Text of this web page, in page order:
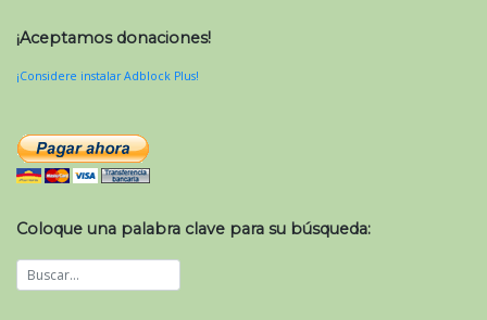
¡Aceptamos donaciones!
¡Considere instalar Adblock Plus!
Coloque una palabra clave para su búsqueda: